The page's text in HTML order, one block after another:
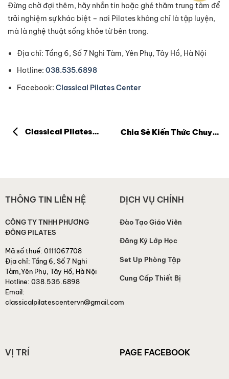
Đừng chờ đợi thêm, hãy nhắn tin hoặc ghé thăm trung tâm để
trải nghiệm sự khác biệt – nơi Pilates không chỉ là tập luyện,
mà là nghệ thuật sống khỏe từ bên trong.
Địa chỉ: Tầng 6, Số 7 Nghi Tàm, Yên Phụ, Tây Hồ, Hà Nội
Hotline:038.535.6898
Facebook:Classical Pilates Center
Classical Pilates
Chia Sẻ Kiến Thức Chuyên
THÔNG TIN LIÊN HỆ
CÔNG TY TNHH PHƯƠNG
ĐÔNG PILATES
Mã số thuế: 0111067708
Địa chỉ: Tầng 6, Số 7 Nghi
Tàm,Yên Phụ, Tây Hồ, Hà Nội
Hotline: 038.535.6898
Email:
classicalpilatescentervn@gmail.com
DỊCH VỤ CHÍNH
Đào Tạo Giáo Viên
Đăng Ký Lớp Học
Set Up Phòng Tập
Cung Cấp Thiết Bị
VỊ TRÍ PAGE FACEBOOK